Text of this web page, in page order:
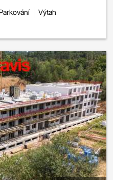
Výtah